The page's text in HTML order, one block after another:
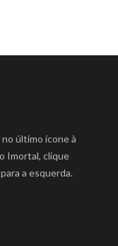
último ícone à
Imortal, clique
a esquerda.